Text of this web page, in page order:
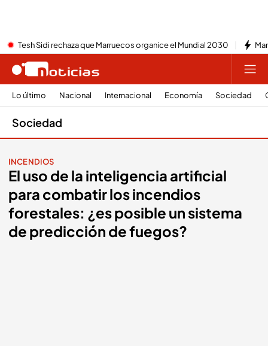
Tesh Sidi rechaza que Marruecos organice el Mundial 2030
Lo último Nacional Internacional Economía Sociedad
Sociedad
INCENDIOS
El uso de la inteligencia artificial
para combatir los incendios
forestales: ¿es posible un sistema
de predicción de fuegos?